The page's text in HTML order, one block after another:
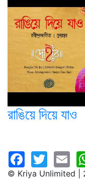
রাঙিয়ে দিয়ে যাও
© Kriya Unlimited |